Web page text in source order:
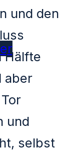
und den
Hälfte
aber
und
selbst